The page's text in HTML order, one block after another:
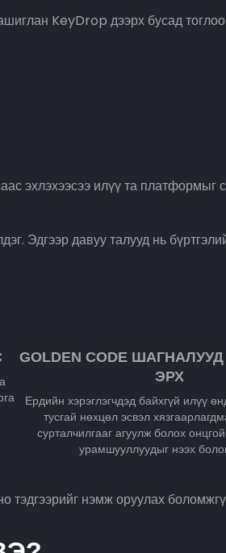
KeyDrop дээрх бусад
эхлэхээсээ илүү та платформыг
Эдгээр давуу талууд нь
GOLDEN CODE
ЭРХ
Ердийн хэрэглэгчдэд байхгүй илүү
тусгай нөхцөл эсвэл
сурталчилгааг агуулж болох
урамшууллуудыг нээх
тэдгээрийг нэмж оруулах